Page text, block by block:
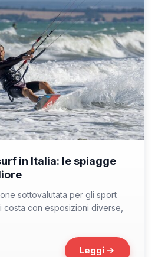
in Italia: le spiagge
sottovalutata per gli sport
costa con esposizioni diverse,
Leggi